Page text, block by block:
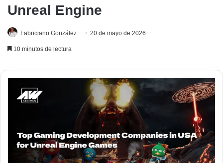
Unreal Engine
Fabriciano González 20 de mayo de 2026
10 minutos de lectura